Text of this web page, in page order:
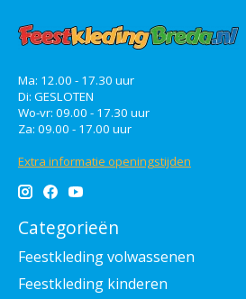
Ma: 12.00 - 17.30 uur
Di: GESLOTEN
Wo-vr: 09.00 - 17.30 uur
Za: 09.00 - 17.00 uur
Extra informatie openingstijden
Categorieën
Feestkleding volwassenen
Feestkleding kinderen